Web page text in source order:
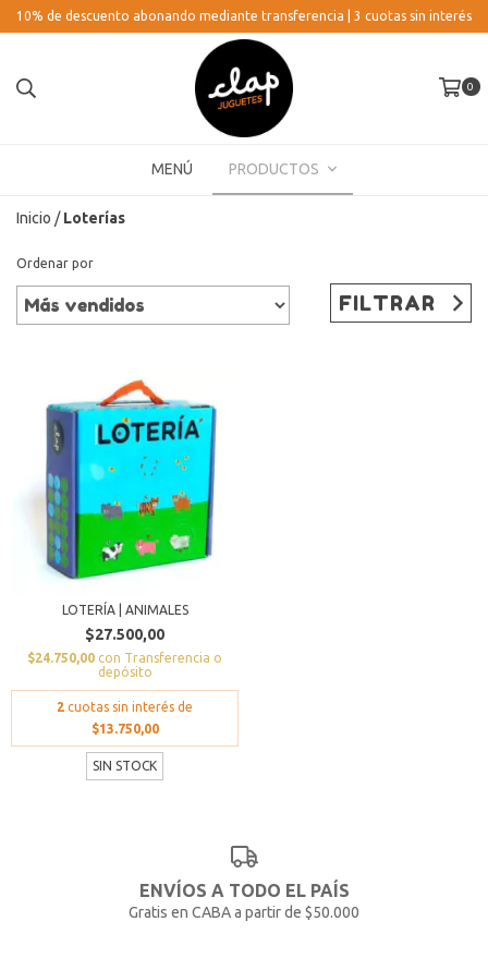
10% de descuento abonando mediante transferencia | 3 cuotas sin interés
0
MENÚ PRODUCTOS
Inicio / Loterías
Ordenar por
FILTRAR
LOTERÍA | ANIMALES
$27.500,00
$24.750,00 con Transferencia o
depósito
2 cuotas sin interés de
$13.750,00
SIN STOCK
ENVÍOS A TODO EL PAÍS
Gratis en CABA a partir de $50.000